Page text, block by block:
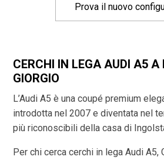
Prova il nuovo
CERCHI IN LEGA AUDI A5 A
GIORGIO
L’Audi A5 è una coupé premium
introdotta nel 2007 e diventata nel
più riconoscibili della casa di
Per chi cerca cerchi in lega Audi A5,